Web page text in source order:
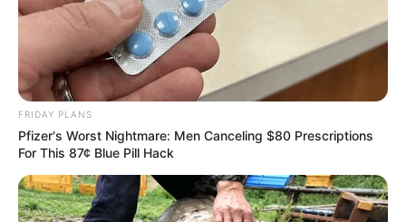
FRIDAY PLANS
Pfizer's Worst Nightmare: Men Canceling $80 Prescriptions
For This 87¢ Blue Pill Hack